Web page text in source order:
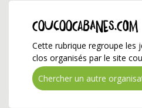
coucoocabanes.com
Cette rubrique regroupe les
clos organisés par le site
Chercher un autre